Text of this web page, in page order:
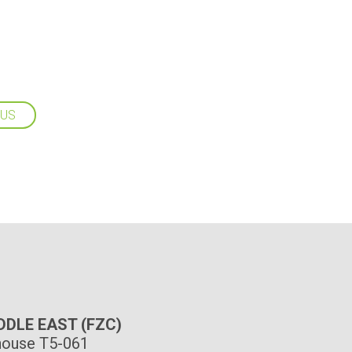
EAST (FZC)
T5-061